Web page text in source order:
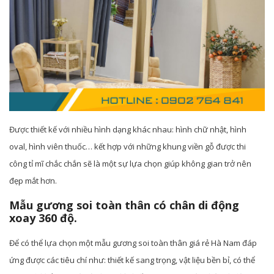
Được thiết kế với nhiều hình dạng khác nhau: hình chữ nhật, hình
oval, hình viên thuốc… kết hợp với những khung viền gỗ được thi
công tỉ mĩ chắc chắn sẽ là một sự lựa chọn giúp không gian trở nên
đẹp mắt hơn.
Mẫu gương soi toàn thân có chân di động
xoay 360 độ.
Để có thể lựa chọn một mẫu gương soi toàn thân giá rẻ Hà Nam đáp
ứng được các tiêu chí như: thiết kế sang trọng, vật liệu bền bỉ, có thể